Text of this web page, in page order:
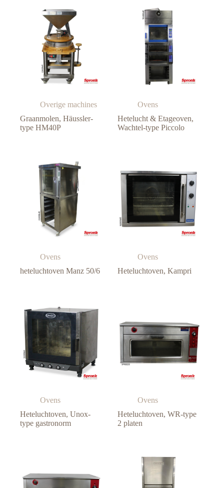
Overige machines
Graanmolen, Häussler-
type HM40P
Ovens
Hetelucht & Etageoven,
Wachtel-type Piccolo
Ovens
heteluchtoven Manz 50/6
Ovens
Heteluchtoven, Kampri
Ovens
Heteluchtoven, Unox-
type gastronorm
Ovens
Heteluchtoven, WR-type
2 platen